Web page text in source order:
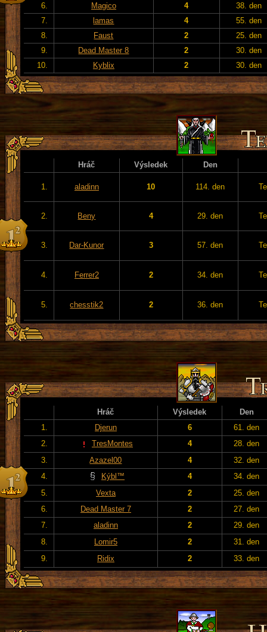
6.
Magico 4
38. den
7.
lamas 4
55. den
8.
Faust 2
25. den
9.
Dead Master 8 2
30. den
10.
Kyblix 2 30. den
Hráč Výsledek Den
1. aladinn 10 114. den
2. Beny 4 29. den
3. Dar-Kunor 3 57. den
4. Ferrer2 2 34. den
5. chesstik2 2 36. den
Hráč Výsledek
Den
1.
Djerun 6
61. den
2.
TresMontes 4
28. den
3.
Azazel00 4
32. den
4.
Kýbl™ 4
34. den
5.
Vexta 2
25. den
6.
Dead Master 7 2
27. den
7.
aladinn 2
29. den
8.
Lomir5 2
31. den
9.
Ridix 2 33. den